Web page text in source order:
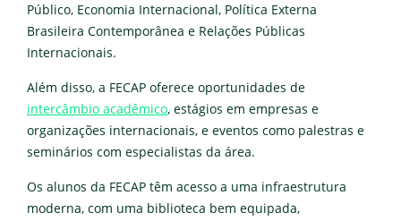
Público, Economia Internacional, Política Externa
Brasileira Contemporânea e Relações Públicas
Internacionais.
Além disso, a FECAP oferece oportunidades de
intercâmbio acadêmico, estágios em empresas e
organizações internacionais, e eventos como palestras e
seminários com especialistas da área.
Os alunos da FECAP têm acesso a uma infraestrutura
moderna, com uma biblioteca bem equipada,